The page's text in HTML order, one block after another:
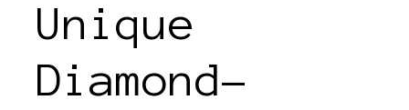
Unique
Diamond-